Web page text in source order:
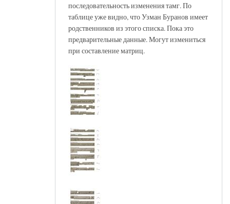
последовательность изменения тамг. По
таблице уже видно, что Узман Буранов имеет
родственников из этого списка. Пока это
предварительные данные. Могут измениться
при составление матриц.